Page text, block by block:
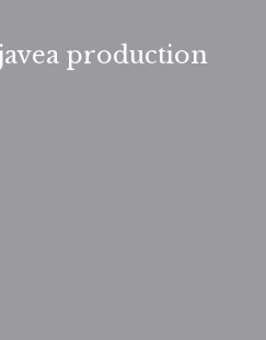
production